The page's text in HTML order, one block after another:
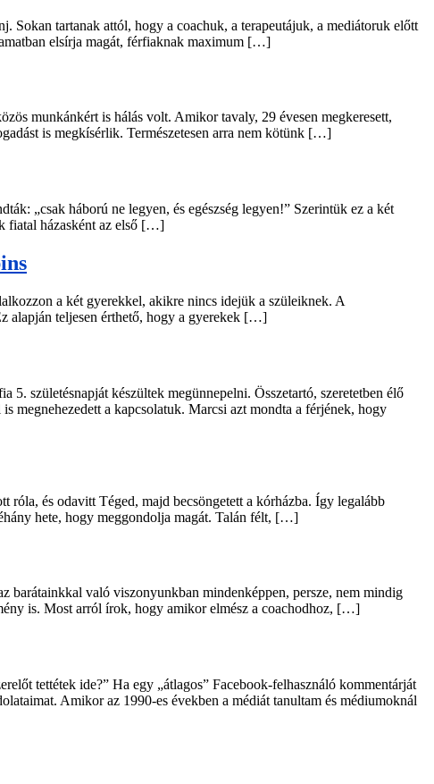
Sokan tartanak attól, hogy a coachuk, a terapeutájuk, a mediátoruk előtt
elsírja magát, férfiaknak maximum […]
munkánkért is hálás volt. Amikor tavaly, 29 évesen megkeresett,
is megkísérlik. Természetesen arra nem kötünk […]
„csak háború ne legyen, és egészség legyen!” Szerintük ez a két
fiatal házasként az első […]
a két gyerekkel, akikre nincs idejük a szüleiknek. A
alapján teljesen érthető, hogy a gyerekek […]
születésnapját készültek megünnepelni. Összetartó, szeretetben élő
megnehezedett a kapcsolatuk. Marcsi azt mondta a férjének, hogy
róla, és odavitt Téged, majd becsöngetett a kórházba. Így legalább
hete, hogy meggondolja magát. Talán félt, […]
barátainkkal való viszonyunkban mindenképpen, persze, nem mindig
is. Most arról írok, hogy amikor elmész a coachodhoz, […]
tettétek ide?” Ha egy „átlagos” Facebook-felhasználó kommentárját
Amikor az 1990-es években a médiát tanultam és médiumoknál